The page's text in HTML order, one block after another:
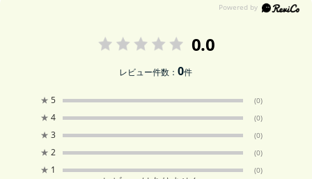
0.0
レビュー件数：0件
★ 5 (0)
★ 4 (0)
★ 3 (0)
★ 2 (0)
★ 1 (0)